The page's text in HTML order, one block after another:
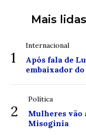
Mais lidas
1
Internacional
Após fala de
embaixador
2
Política
Mulheres vão
Misoginia